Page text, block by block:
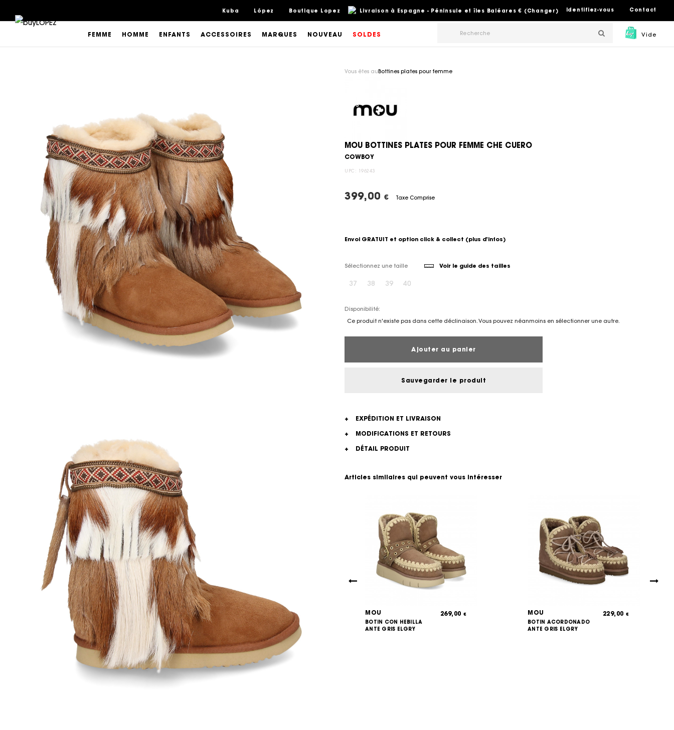
Contact
Identifiez-vous
Livraison à Espagne - Péninsule et îles Baléares € (Changer)
Kuba López Boutique Lopez
Vide
FEMME HOMME ENFANTS ACCESSOIRES MARQUES NOUVEAU SOLDES
Vous êtes auBottines plates pour femme
MOU BOTTINES PLATES POUR FEMME CHE CUERO
COWBOY
UPC: 196243
399,00 € Taxe Comprise
Envoi GRATUIT et option click & collect (plus d'infos)
Sélectionnez une taille Voir le guide des tailles
37 38 39 40
Disponibilité:
Ce produit n'existe pas dans cette déclinaison. Vous pouvez néanmoins en sélectionner une autre.
Ajouter au panier
Sauvegarder le produit
+
EXPÉDITION ET LIVRAISON
+
MODIFICATIONS ET RETOURS
+
DÉTAIL PRODUIT
Articles similaires qui peuvent vous intéresser
LOGO STRASS BOTIN
BLANCO WXWHI
289,00 MOU
BOTIN LEOPARDO
299,00 MOU
BOTIN CON HEBILLA
ANTE GRIS ELGRY
269,00€ MOU
BOTIN ACORDONADO
ANTE GRIS ELGRY
229,00€